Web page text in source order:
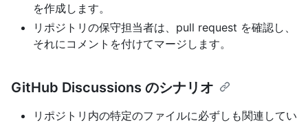
を作成します。
リポジトリの保守担当者は、pull request を確認し、
それにコメントを付けてマージします。
GitHub Discussions のシナリオ
リポジトリ内の特定のファイルに必ずしも関連してい